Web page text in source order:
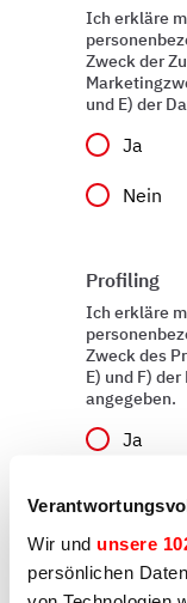
Wir und unsere
persönlichen
Ich erkläre
Zweck der
und E) der
Ja
Nein
Profiling
Ich erkläre
Zweck des
E) und F)
angegeben.
Ja